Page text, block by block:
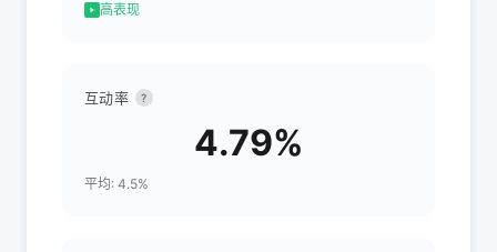
高表现
互动率 ?
4.79%
平均: 4.5%